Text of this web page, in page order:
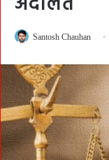
Santosh Chauhan